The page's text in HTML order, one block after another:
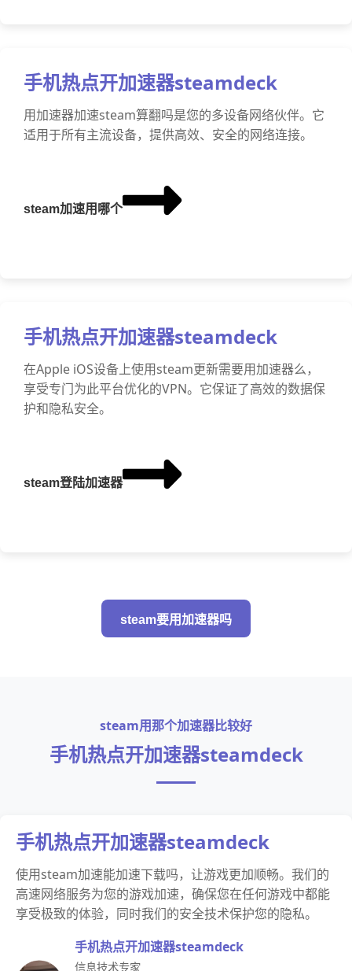
手机热点开加速器steamdeck
用加速器加速steam算翻吗是您的多设备网络伙伴。它
适用于所有主流设备，提供高效、安全的网络连接。
steam加速用哪个
手机热点开加速器steamdeck
在Apple iOS设备上使用steam更新需要用加速器么，
享受专门为此平台优化的VPN。它保证了高效的数据保
护和隐私安全。
steam登陆加速器
steam要用加速器吗
steam用那个加速器比较好
手机热点开加速器steamdeck
手机热点开加速器steamdeck
使用steam加速能加速下载吗，让游戏更加顺畅。我们的
高速网络服务为您的游戏加速，确保您在任何游戏中都能
享受极致的体验，同时我们的安全技术保护您的隐私。
手机热点开加速器steamdeck
信息技术专家